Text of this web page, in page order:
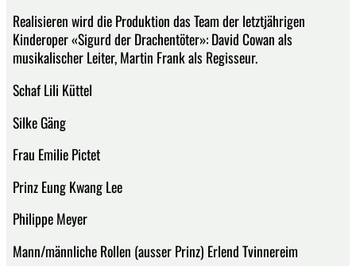
Realisieren wird die Produktion das Team der letztjährigen
Kinderoper «Sigurd der Drachentöter»: David Cowan als
musikalischer Leiter, Martin Frank als Regisseur.
Schaf Lili Küttel
Silke Gäng
Frau Emilie Pictet
Prinz Eung Kwang Lee
Philippe Meyer
Mann/männliche Rollen (ausser Prinz) Erlend Tvinnereim